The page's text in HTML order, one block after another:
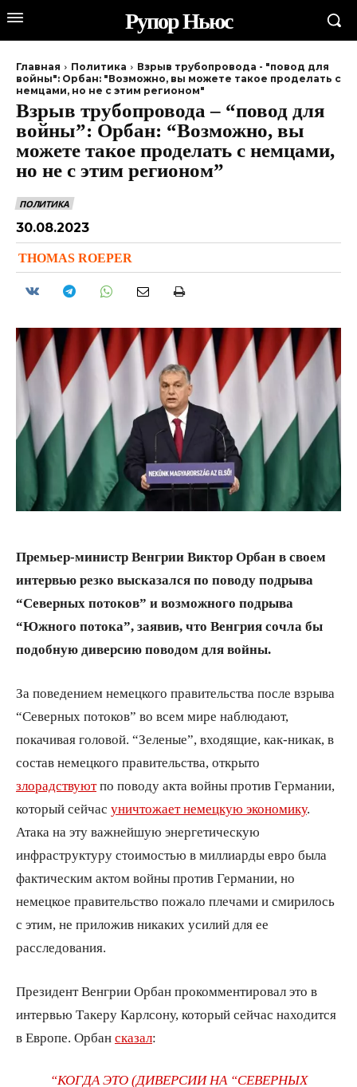
Рупор Ньюс
Главная Политика
Взрыв трубопровода - "повод для
войны": Орбан: "Возможно, вы можете такое проделать с
немцами, но не с этим регионом"
Взрыв трубопровода – “повод для
войны”: Орбан: “Возможно, вы
можете такое проделать с немцами,
но не с этим регионом”
ПОЛИТИКА
30.08.2023
THOMAS ROEPER
Премьер-министр Венгрии Виктор Орбан в своем
интервью резко высказался по поводу подрыва
“Северных потоков” и возможного подрыва
“Южного потока”, заявив, что Венгрия сочла бы
подобную диверсию поводом для войны.
За поведением немецкого правительства после взрыва
“Северных потоков” во всем мире наблюдают,
покачивая головой. “Зеленые”, входящие, как-никак, в
состав немецкого правительства, открыто
злорадствуютпо поводу акта войны против Германии,
который сейчас уничтожает немецкую экономику.
Атака на эту важнейшую энергетическую
инфраструктуру стоимостью в миллиарды евро была
фактическим актом войны против Германии, но
немецкое правительство пожало плечами и смирилось
с этим, не приложив никаких усилий для ее
расследования.
Президент Венгрии Орбан прокомментировал это в
интервью Такеру Карлсону, который сейчас находится
в Европе. Орбан сказал:
“КОГДА ЭТО (ДИВЕРСИИ НА “СЕВЕРНЫХ